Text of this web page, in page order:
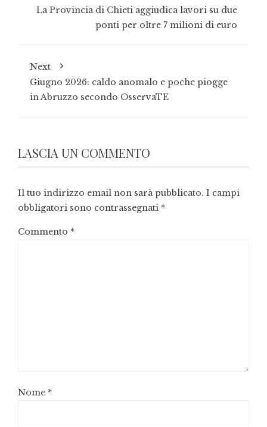
La Provincia di Chieti aggiudica lavori su due
ponti per oltre 7 milioni di euro
Next
Giugno 2026: caldo anomalo e poche piogge
in Abruzzo secondo OsservaTE
LASCIA UN COMMENTO
Il tuo indirizzo email non sarà pubblicato. I campi
obbligatori sono contrassegnati *
Commento *
Nome *